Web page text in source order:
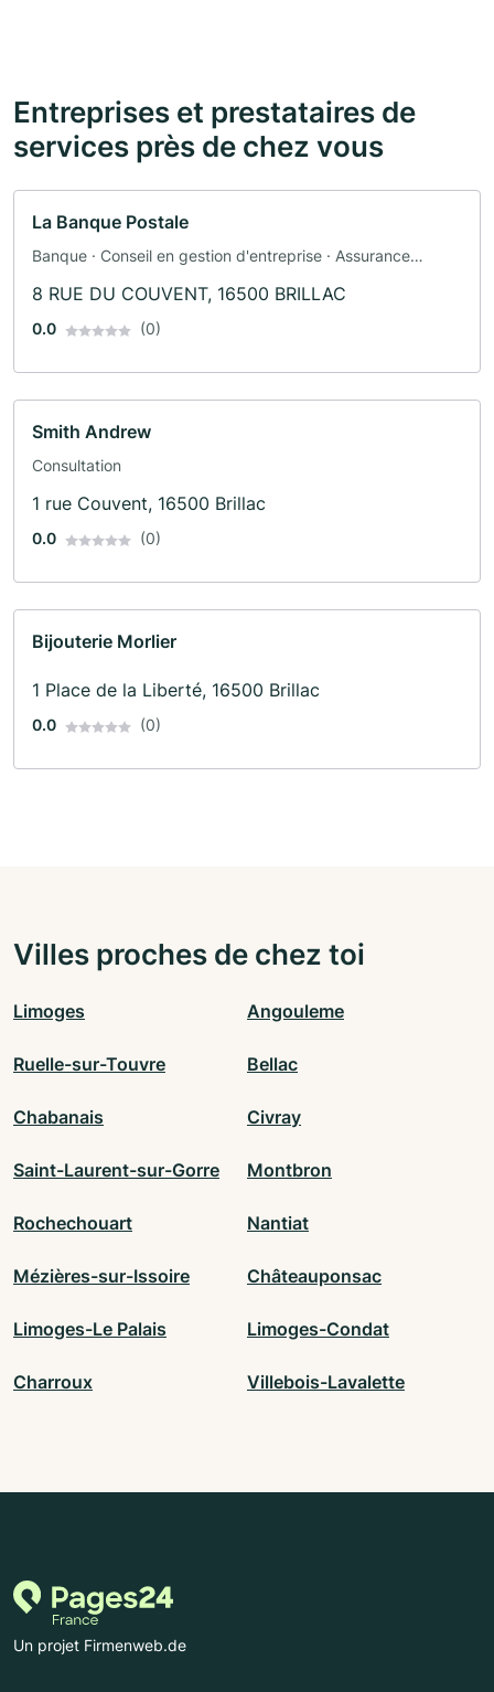
Entreprises et prestataires de
services près de chez vous
La Banque Postale
Banque · Conseil en gestion d'entreprise · Assurance
8 RUE DU COUVENT, 16500 BRILLAC
0.0 (0)
Smith Andrew
Consultation
1 rue Couvent, 16500 Brillac
0.0 (0)
Bijouterie Morlier
1 Place de la Liberté, 16500 Brillac
0.0 (0)
Villes proches de chez toi
Limoges Angouleme
Ruelle-sur-Touvre Bellac
Chabanais Civray
Saint-Laurent-sur-Gorre Montbron
Rochechouart Nantiat
Mézières-sur-Issoire Châteauponsac
Limoges-Le Palais Limoges-Condat
Charroux Villebois-Lavalette
Un projet Firmenweb.de